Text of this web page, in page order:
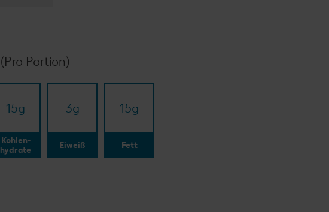
(Pro Portion)
15g
Kohlen-
hydrate
3g
Eiweiß
15g
Fett